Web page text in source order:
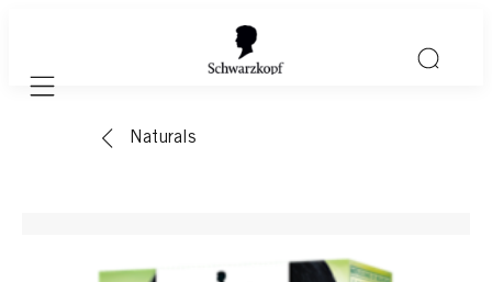
Mobile navigation
Naturals